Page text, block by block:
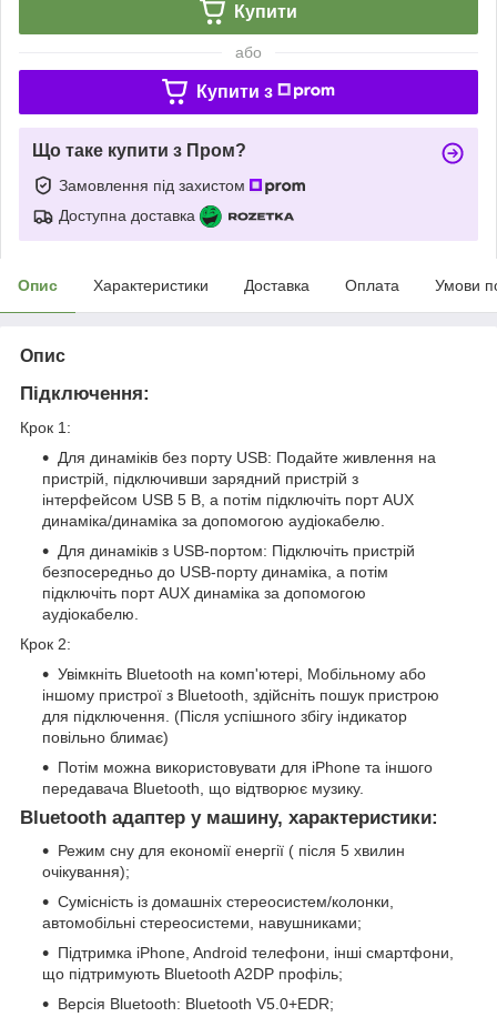
Купити
або
Купити з
Що таке купити з Пром?
Замовлення під захистом
Доступна доставка
Опис Характеристики Доставка Оплата Умови
Опис
Підключення:
Крок 1:
Для динаміків без порту USB: Подайте живлення на
пристрій, підключивши зарядний пристрій з
інтерфейсом USB 5 В, а потім підключіть порт AUX
динаміка/динаміка за допомогою аудіокабелю.
Для динаміків з USB-портом: Підключіть пристрій
безпосередньо до USB-порту динаміка, а потім
підключіть порт AUX динаміка за допомогою
аудіокабелю.
Крок 2:
Увімкніть Bluetooth на комп'ютері, Мобільному або
іншому пристрої з Bluetooth, здійсніть пошук пристрою
для підключення. (Після успішного збігу індикатор
повільно блимає)
Потім можна використовувати для iPhone та іншого
передавача Bluetooth, що відтворює музику.
Bluetooth адаптер у машину, характеристики:
Режим сну для економії енергії ( після 5 хвилин
очікування);
Сумісність із домашніх стереосистем/колонки,
автомобільні стереосистеми, навушниками;
Підтримка iPhone, Android телефони, інші смартфони,
що підтримують Bluetooth A2DP профіль;
Версія Bluetooth: Bluetooth V5.0+EDR;